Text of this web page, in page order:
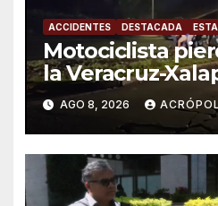
ACCIDENTES DESTACADA
Motociclista
la Veracruz-
AGO 8, 2026